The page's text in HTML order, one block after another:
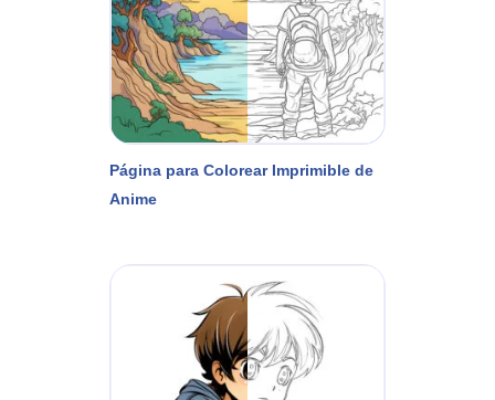
Página para Colorear Imprimible de
Anime